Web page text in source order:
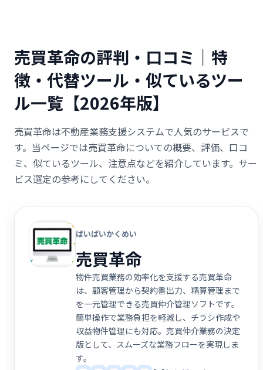
売買革命の評判・口コミ｜特
徴・代替ツール・似ているツー
ル一覧【2026年版】
売買革命は不動産業務支援システムで人気のサービスで
す。当ページでは売買革命についての概要、評価、口コ
ミ、似ているツール、注意点などを紹介しています。サー
ビス選定の参考にしてください。
ばいばいかくめい
売買革命
物件売買業務の効率化を支援する売買革命
は、顧客管理から契約書出力、精算管理まで
を一元管理できる売買仲介管理ソフトです。
簡単操作で業務負担を軽減し、チラシ作成や
収益物件管理にも対応。売買仲介業務の決定
版として、スムーズな業務フローを実現しま
す。